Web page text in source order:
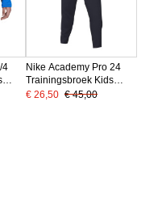
4
Nike Academy Pro 24
Trainingsbroek Kids
Donkerblauw Wit
€ 26,50 € 45,00